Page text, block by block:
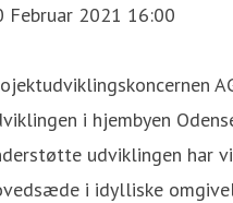
Februar 2021 16:00
i hjembyen
udviklingen har
i idylliske